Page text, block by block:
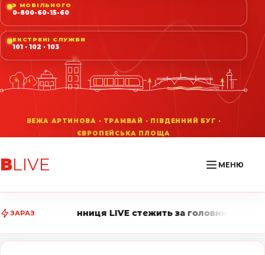
З МОБІЛЬНОГО
0-800-60-15-60
ЕКСТРЕНІ СЛУЖБИ
101 · 102 · 103
ВLIVE МЕНЮ
ЗАРАЗ
LIVE стежить за головними подіями міста •